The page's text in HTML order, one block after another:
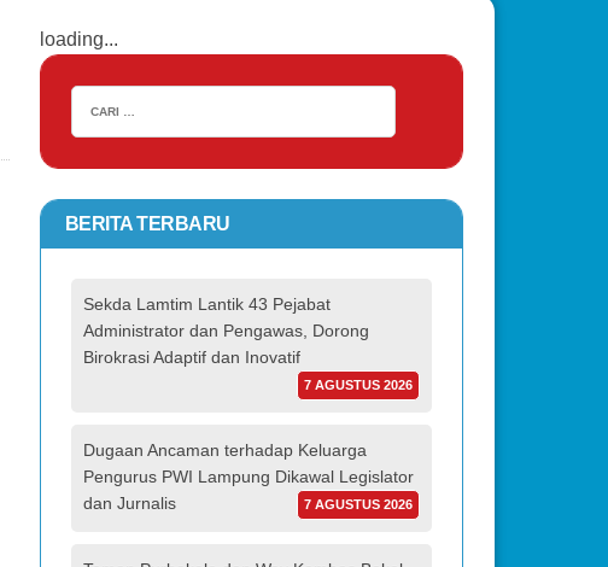
loading...
BERITA TERBARU
Sekda Lamtim Lantik 43 Pejabat
Administrator dan Pengawas, Dorong
Birokrasi Adaptif dan Inovatif
7 AGUSTUS 2026
Dugaan Ancaman terhadap Keluarga
Pengurus PWI Lampung Dikawal Legislator
dan Jurnalis
7 AGUSTUS 2026